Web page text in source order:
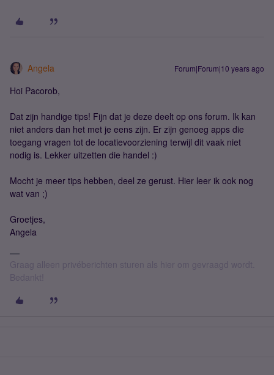
Angela Forum|Forum|10 years ago
Hoi Pacorob,
Dat zijn handige tips! Fijn dat je deze deelt op ons forum. Ik kan
niet anders dan het met je eens zijn. Er zijn genoeg apps die
toegang vragen tot de locatievoorziening terwijl dit vaak niet
nodig is. Lekker uitzetten die handel :)
Mocht je meer tips hebben, deel ze gerust. Hier leer ik ook nog
wat van ;)
Groetjes,
Angela
Graag alleen privéberichten sturen als hier om gevraagd wordt.
Bedankt!